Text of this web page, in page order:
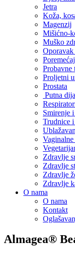
Jetra
Koža,
Magenzij
Mišićno-
Muško
Probavne
Proljetni
Prostata
Putna
Smirenje
Trudnice
Zdravlje
Zdravlje
Zdravlje
Zdravlje
O nama
O nama
Kontakt
Almagea®